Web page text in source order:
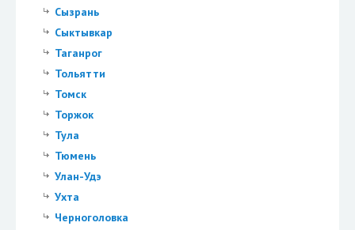
Сызрань
Сыктывкар
Таганрог
Тольятти
Томск
Торжок
Тула
Тюмень
Улан-Удэ
Ухта
Черноголовка